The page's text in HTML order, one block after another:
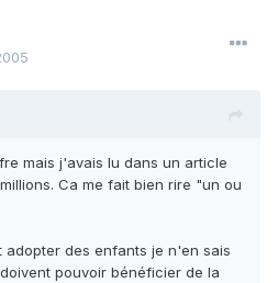
mais j'avais lu dans un article
Ca me fait bien rire "un ou
adopter des enfants je n'en sais
pouvoir bénéficier de la